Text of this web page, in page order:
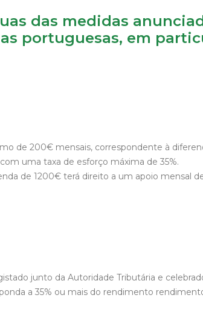
das medidas
portuguesas, em
de 200€ mensais, correspondente à
uma taxa de esforço máxima de 35%.
de 1200€ terá direito a um apoio mensal
junto da Autoridade Tributária e
a 35% ou mais do rendimento